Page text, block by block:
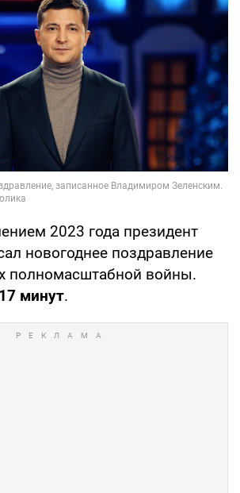
2023 года президент
новогоднее поздравление
полномасштабной войны.
17 минут.